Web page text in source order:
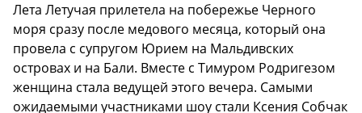
Лета Летучая прилетела на побережье Черного
моря сразу после медового месяца, который она
провела с супругом Юрием на Мальдивских
островах и на Бали. Вместе с Тимуром Родригезом
женщина стала ведущей этого вечера. Самыми
ожидаемыми участниками шоу стали Ксения Собчак